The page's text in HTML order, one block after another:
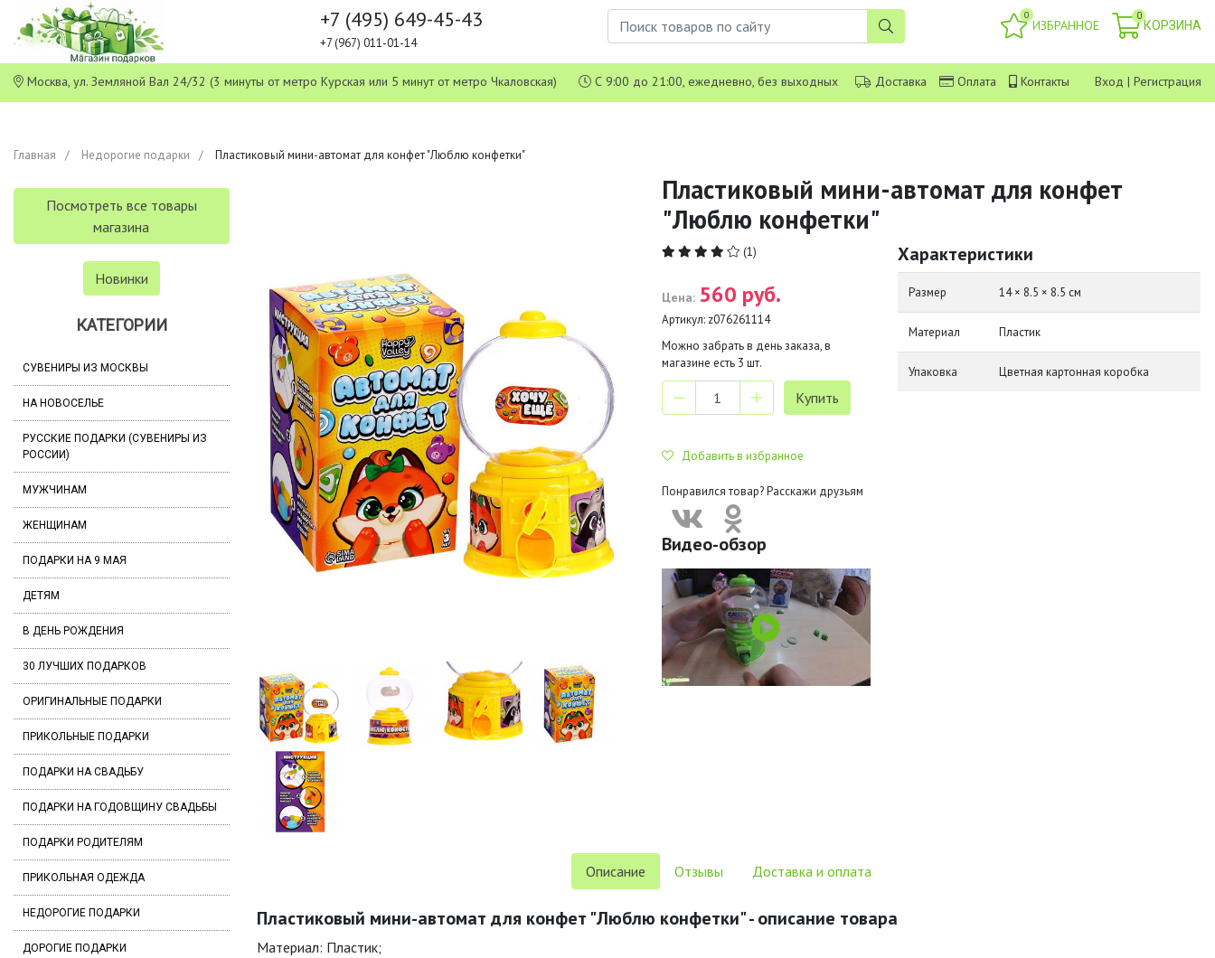
+7 (495) 649-45-43
+7 (967) 011-01-14
0
ИЗБРАННОЕ
0
КОРЗИНА
Москва, ул. Земляной Вал 24/32 (3 минуты от метро Курская или 5 минут от метро Чкаловская) С 9:00 до 21:00, ежедневно, без выходных Доставка Оплата Контакты Вход | Регистрация
Главная Недорогие подарки Пластиковый мини-автомат для конфет "Люблю конфетки"
Посмотреть все товары
магазина
Новинки
КАТЕГОРИИ
СУВЕНИРЫ ИЗ МОСКВЫ
НА НОВОСЕЛЬЕ
РУССКИЕ ПОДАРКИ (СУВЕНИРЫ ИЗ
РОССИИ)
МУЖЧИНАМ
ЖЕНЩИНАМ
ПОДАРКИ НА 9 МАЯ
ДЕТЯМ
В ДЕНЬ РОЖДЕНИЯ
30 ЛУЧШИХ ПОДАРКОВ
ОРИГИНАЛЬНЫЕ ПОДАРКИ
ПРИКОЛЬНЫЕ ПОДАРКИ
ПОДАРКИ НА СВАДЬБУ
ПОДАРКИ НА ГОДОВЩИНУ СВАДЬБЫ
ПОДАРКИ РОДИТЕЛЯМ
ПРИКОЛЬНАЯ ОДЕЖДА
НЕДОРОГИЕ ПОДАРКИ
ДОРОГИЕ ПОДАРКИ
Пластиковый мини-автомат для конфет
"Люблю конфетки"
(1)
Цена: 560 руб.
Артикул: z076261114
Можно забрать в день заказа, в
магазине есть 3 шт.
Добавить в избранное
Понравился товар? Расскажи друзьям
Видео-обзор
Характеристики
Размер 14 × 8.5 × 8.5 см
Материал Пластик
Упаковка Цветная картонная коробка
Описание Отзывы Доставка и оплата
Пластиковый мини-автомат для конфет "Люблю конфетки" - описание товара
Материал: Пластик;